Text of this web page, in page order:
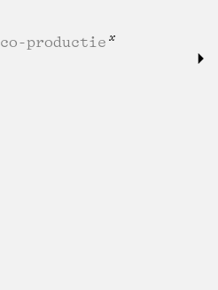
co-productie